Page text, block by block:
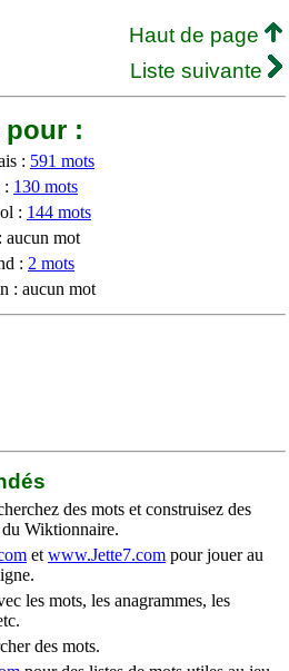
Haut de page
Liste suivante
pour :
: 591 mots
: 130 mots
: 144 mots
aucun mot
: 2 mots
: aucun mot
des mots et construisez des
du Wiktionnaire.
et www.Jette7.com pour jouer au
les mots, les anagrammes, les
des mots.